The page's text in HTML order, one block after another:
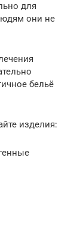
для
они не
бельё
изделия: